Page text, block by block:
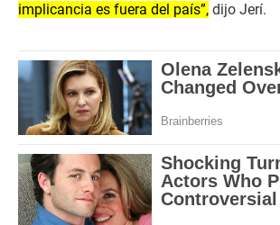
implicancia es fuera del país”, dijo Jerí.